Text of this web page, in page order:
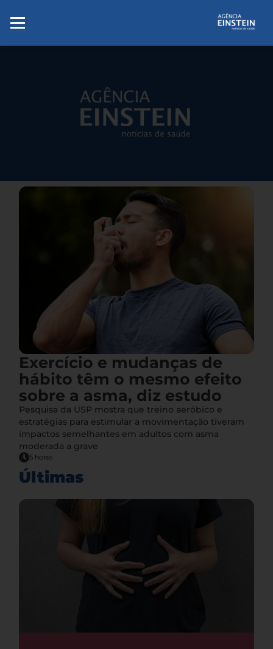
Exercício e mudanças de
hábito têm o mesmo efeito
sobre a asma, diz estudo
Pesquisa da USP mostra que treino aeróbico e
estratégias para estimular a movimentação tiveram
impactos semelhantes em adultos com asma
moderada a grave
5 horas
Últimas